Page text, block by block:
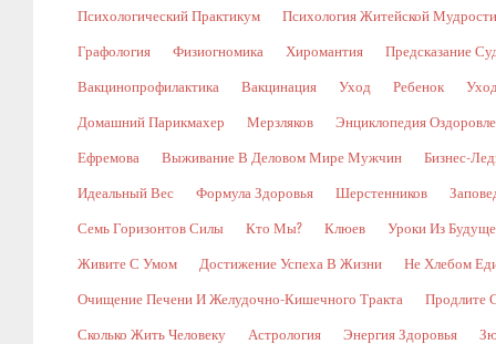
Психологический Практикум Психология Житейской Мудрости
Графология Физиогномика Хиромантия Предсказание
Вакцинопрофилактика Вакцинация Уход Ребенок
Домашний Парикмахер Мерзляков Энциклопедия
Ефремова Выживание В Деловом Мире Мужчин Бизнес-
Идеальный Вес Формула Здоровья Шерстенников
Семь Горизонтов Силы Кто Мы? Клюев Уроки Из
Живите С Умом Достижение Успеха В Жизни Не Хлебом
Очищение Печени И Желудочно-Кишечного Тракта Продлите
Сколько Жить Человеку Астрология Энергия Здоровья